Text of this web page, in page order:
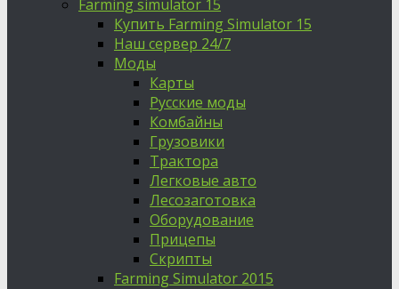
Farming simulator 15
Купить Farming Simulator 15
Наш сервер 24/7
Моды
Карты
Русские моды
Комбайны
Грузовики
Трактора
Легковые авто
Лесозаготовка
Оборудование
Прицепы
Скрипты
Farming Simulator 2015